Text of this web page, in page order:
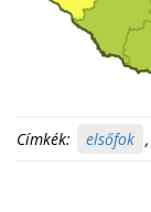
Címkék: elsőfok ,